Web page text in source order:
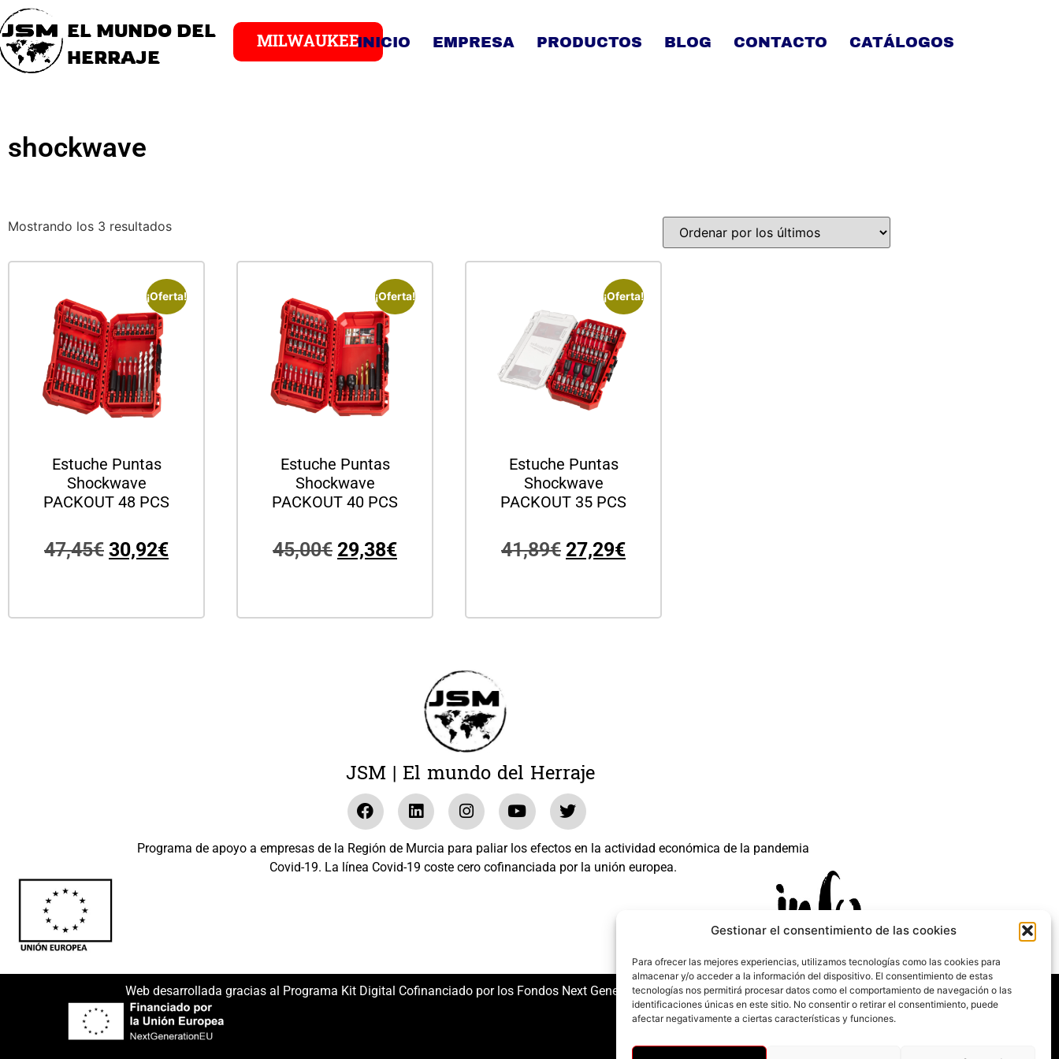
Gestionar el consentimiento de las cookies
Para ofrecer las mejores experiencias, utilizamos tecnologías como las cookies para
almacenar y/o acceder a la información del dispositivo. El consentimiento de estas
tecnologías nos permitirá procesar datos como el comportamiento de navegación o las
identificaciones únicas en este sitio. No consentir o retirar el consentimiento, puede
afectar negativamente a ciertas características y funciones.
EL MUNDO DEL
HERRAJE
MILWAUKEEINICIO EMPRESA PRODUCTOS BLOG CONTACTO CATÁLOGOS
shockwave
Mostrando los 3 resultados
¡Oferta!
Estuche Puntas
Shockwave
PACKOUT 48 PCS
47,45€ 30,92€
¡Oferta!
Estuche Puntas
Shockwave
PACKOUT 40 PCS
45,00€ 29,38€
¡Oferta!
Estuche Puntas
Shockwave
PACKOUT 35 PCS
41,89€ 27,29€
JSM | El mundo del Herraje
Programa de apoyo a empresas de la Región de Murcia para paliar los efectos en la actividad económica de la pandemia
Covid-19. La línea Covid-19 coste cero cofinanciada por la unión europea.
Web desarrollada gracias al Programa Kit Digital Cofinanciado por los Fondos Next Generation (EU) del mecanismo de Recuperación y Resilencia.